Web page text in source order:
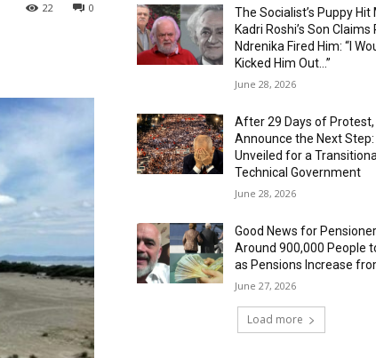
0
22
The Socialist’s Puppy Hit
Kadri Roshi’s Son Claims
Ndrenika Fired Him: “I
Kicked Him Out…”
June 28, 2026
After 29 Days of Protest,
Announce the Next Step:
Unveiled for a Transitional
Technical Government
June 28, 2026
Good News for
Around 900,000 People
as Pensions Increase
June 27, 2026
Load more